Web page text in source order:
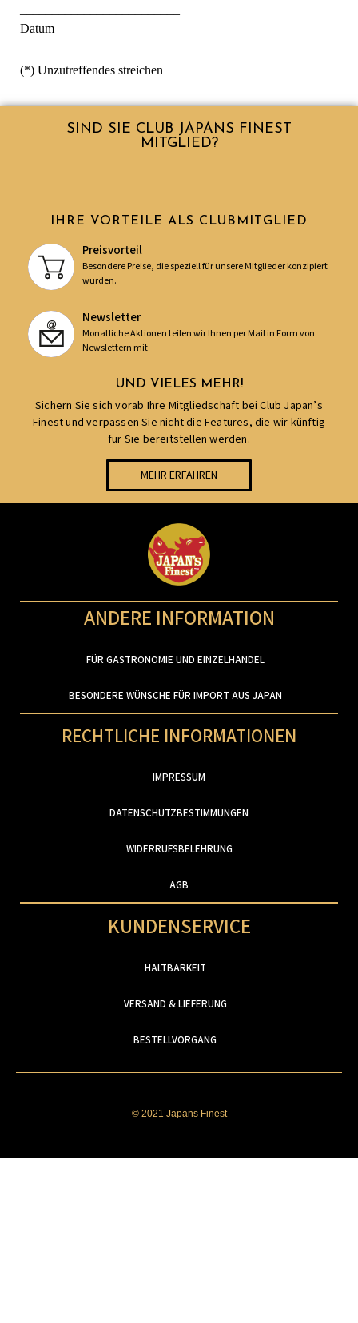
Datum
(*) Unzutreffendes streichen
SIND SIE CLUB JAPANS FINEST
MITGLIED?
IHRE VORTEILE ALS CLUBMITGLIED
Preisvorteil
Besondere Preise, die speziell für unsere Mitglieder konzipiert
wurden.
Newsletter
Monatliche Aktionen teilen wir Ihnen per Mail in Form von
Newslettern mit
UND VIELES MEHR!
Sichern Sie sich vorab Ihre Mitgliedschaft bei Club Japan’s
Finest und verpassen Sie nicht die Features, die wir künftig
für Sie bereitstellen werden.
MEHR ERFAHREN
ANDERE INFORMATION
FÜR GASTRONOMIE UND EINZELHANDEL
BESONDERE WÜNSCHE FÜR IMPORT AUS JAPAN
RECHTLICHE INFORMATIONEN
IMPRESSUM
DATENSCHUTZBESTIMMUNGEN
WIDERRUFSBELEHRUNG
AGB
KUNDENSERVICE
HALTBARKEIT
VERSAND & LIEFERUNG
BESTELLVORGANG
© 2021 Japans Finest